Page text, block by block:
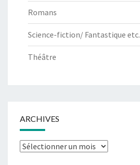
Romans
Science-fiction/ Fantastique etc.
Théâtre
ARCHIVES
Archives